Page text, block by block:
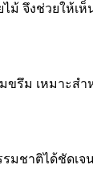
จึงช่วยให้เ
รึม เหมาะ
มชาติได้ชัดเจ